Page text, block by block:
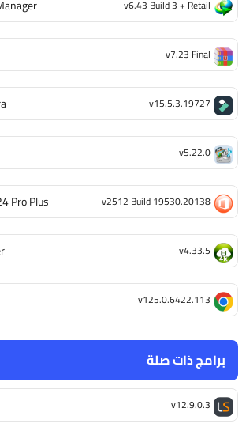
برامج ذات صلة
v12.9.0.3
v6.43 Build 3 + Retail
v7.23 Final
v15.5.3.19727
v5.22.0
Pro Plus v2512 Build 19530.20138
v4.33.5
v125.0.6422.113